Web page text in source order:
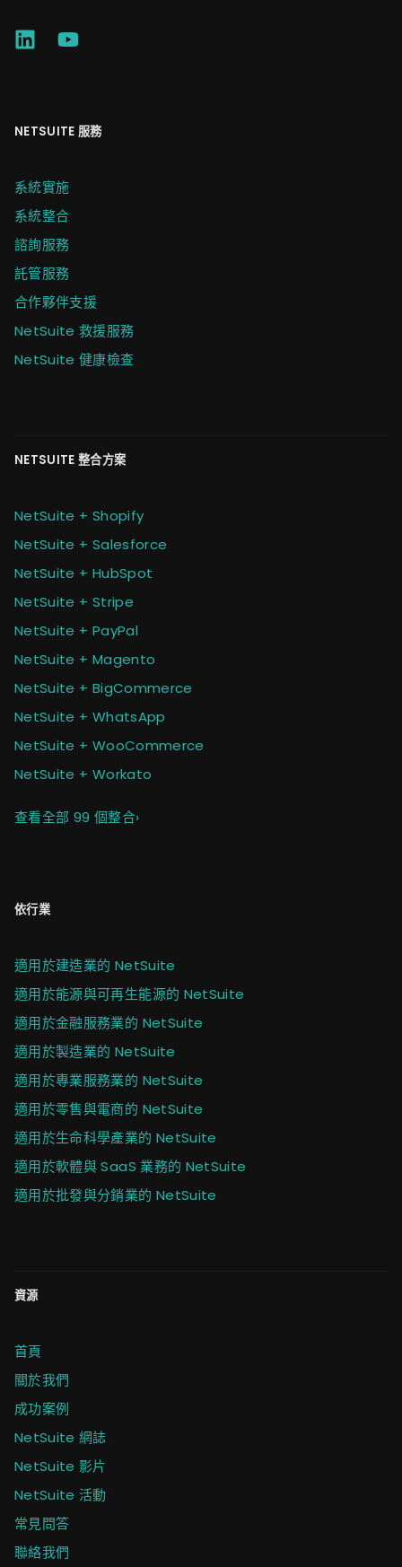
NETSUITE 服務
系統實施
系統整合
諮詢服務
託管服務
合作夥伴支援
NetSuite 救援服務
NetSuite 健康檢查
NETSUITE 整合方案
NetSuite + Shopify
NetSuite + Salesforce
NetSuite + HubSpot
NetSuite + Stripe
NetSuite + PayPal
NetSuite + Magento
NetSuite + BigCommerce
NetSuite + WhatsApp
NetSuite + WooCommerce
NetSuite + Workato
查看全部 99 個整合›
依行業
適用於建造業的 NetSuite
適用於能源與可再生能源的 NetSuite
適用於金融服務業的 NetSuite
適用於製造業的 NetSuite
適用於專業服務業的 NetSuite
適用於零售與電商的 NetSuite
適用於生命科學產業的 NetSuite
適用於軟體與 SaaS 業務的 NetSuite
適用於批發與分銷業的 NetSuite
資源
首頁
關於我們
成功案例
NetSuite 網誌
NetSuite 影片
NetSuite 活動
常見問答
聯絡我們